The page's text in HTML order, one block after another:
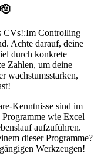
CVs!:Im Controlling
Achte darauf, deine
durch konkrete
Zahlen, um deine
wachstumsstarken,
Kenntnisse sind im
wie Excel
aufzuführen.
dieser Programme?
Werkzeugen!